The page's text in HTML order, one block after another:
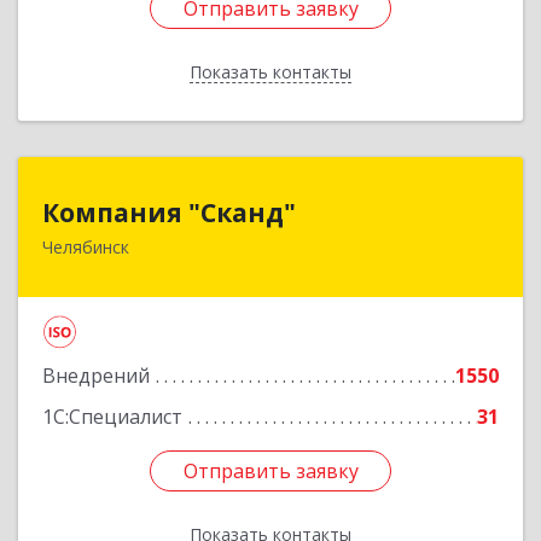
Отправить заявку
Показать контакты
Отправить заявку
Назад
Компания "Сканд"
Челябинск
Внедрений
1550
1С:Специалист
31
Отправить заявку
Показать контакты
Отправить заявку
Назад